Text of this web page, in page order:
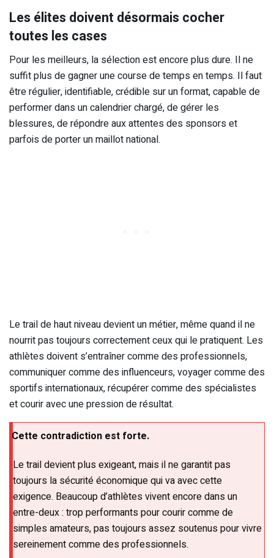
Les élites doivent désormais cocher
toutes les cases
Pour les meilleurs, la sélection est encore plus dure. Il ne
suffit plus de gagner une course de temps en temps. Il faut
être régulier, identifiable, crédible sur un format, capable de
performer dans un calendrier chargé, de gérer les
blessures, de répondre aux attentes des sponsors et
parfois de porter un maillot national.
Le trail de haut niveau devient un métier, même quand il ne
nourrit pas toujours correctement ceux qui le pratiquent. Les
athlètes doivent s’entraîner comme des professionnels,
communiquer comme des influenceurs, voyager comme des
sportifs internationaux, récupérer comme des spécialistes
et courir avec une pression de résultat.
Cette contradiction est forte.
Le trail devient plus exigeant, mais il ne garantit pas
toujours la sécurité économique qui va avec cette
exigence. Beaucoup d’athlètes vivent encore dans un
entre-deux : trop performants pour courir comme de
simples amateurs, pas toujours assez soutenus pour vivre
sereinement comme des professionnels.